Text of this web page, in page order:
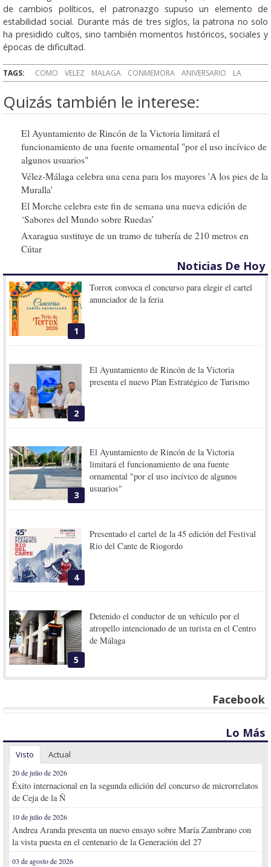
de cambios políticos, el patronazgo supuso un elemento de
estabilidad social. Durante más de tres siglos, la patrona no solo
ha presidido cultos, sino también momentos históricos, sociales y
épocas de dificultad.
TAGS: COMO VELEZ MALAGA CONMEMORA ANIVERSARIO LA
Quizás también le interese:
El Ayuntamiento de Rincón de la Victoria limitará el
funcionamiento de una fuente ornamental "por el uso incívico de
algunos usuarios"
Vélez-Málaga celebra una cena para los mayores 'A los pies de la
Muralla'
El Morche celebra este fin de semana una nueva edición de
‘Sabores del Mundo sobre Ruedas’
Axaragua sustituye de un tramo de tubería de 210 metros en
Cútar
Noticias De Hoy
1
Torrox convoca el concurso para elegir el cartel
anunciador de la feria
2
El Ayuntamiento de Rincón de la Victoria
presenta el nuevo Plan Estratégico de Turismo
3
El Ayuntamiento de Rincón de la Victoria
limitará el funcionamiento de una fuente
ornamental "por el uso incívico de algunos
usuarios"
4
Presentado el cartel de la 45 edición del Festival
Rio del Cante de Riogordo
5
Detenido el conductor de un vehículo por el
atropello intencionado de un turista en el Centro
de Málaga
Facebook
Lo Más
Visto Actual
20 de julio de 2026
Éxito internacional en la segunda edición del concurso de microrrelatos
de Ceja de la Ñ
10 de julio de 2026
Andrea Aranda presenta un nuevo ensayo sobre María Zambrano con
la vista puesta en el centenario de la Generación del 27
03 de agosto de 2026